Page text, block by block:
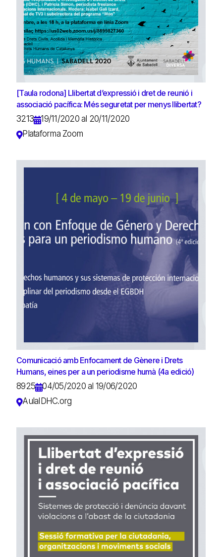
[Taula rodona] Llibertat d’expressió i dret de reunió i
associació pacífica: Més seguretat per menys llibertat?
3213
19/11/2020 al 20/11/2020
Plataforma Zoom
Comunicació amb Enfocament de Gènere i Drets
Humans, eines per a un periodisme humà (4a edició)
8925
04/05/2020 al 19/06/2020
AulaIDHC.org